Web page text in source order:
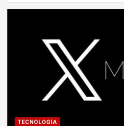
TECNOLOGÍA